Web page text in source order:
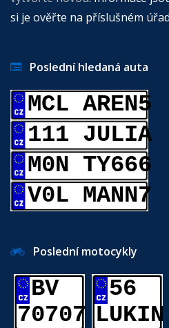
si je ověřte na příslušném
Poslední hledaná auta
MCL AREN5
111 JULIA
M0N TY666
V0L MANN7
Poslední motocykly
BV
70707
56
LUKIN